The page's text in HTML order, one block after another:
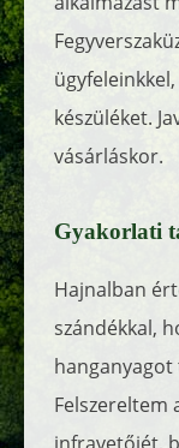
készüléket.
vásárláskor.
Gyakorlati
Hajnalban
szándékkal,
hanganyagot
Felszereltem